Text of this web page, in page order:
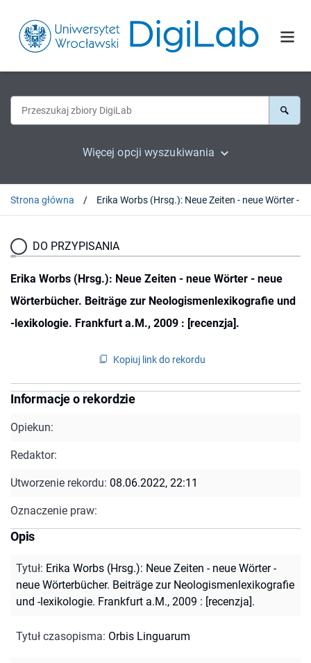
Więcej opcji wyszukiwania
Strona główna
DO PRZYPISANIA
Erika Worbs (Hrsg.): Neue Zeiten - neue Wörter - neue
Wörterbücher. Beiträge zur Neologismenlexikografie und
-lexikologie. Frankfurt a.M., 2009 : [recenzja].
Kopiuj link do rekordu
Informacje o rekordzie
Opiekun:
Redaktor:
Utworzenie rekordu: 08.06.2022, 22:11
Oznaczenie praw:
Opis
Tytuł: Erika Worbs (Hrsg.): Neue Zeiten - neue Wörter -
neue Wörterbücher. Beiträge zur Neologismenlexikografie
und -lexikologie. Frankfurt a.M., 2009 : [recenzja].
Tytuł czasopisma: Orbis Linguarum